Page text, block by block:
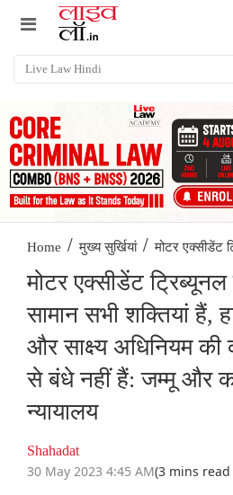
Home / मुख्य सुर्खियां / मोटर एक्सीडेंट
मोटर एक्सीडेंट
सामान सभी शक्तियां हैं,
और साक्ष्य अधिनियम की
से बंधे नहीं हैं: जम्मू और
न्यायालय
Shahadat
30 May 2023 4:45 AM(3 mins read